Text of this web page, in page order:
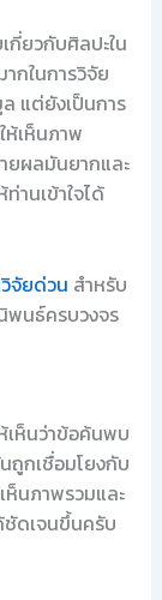
ยวกับศิลปะใน
กในการวิจัย
แต่ยังเป็นการ
ห้เห็นภาพ
ยผลมันยากและ
านเข้าใจได้
จัยด่วน สำหรับ
พนธ์ครบวงจร
เห็นว่าข้อค้นพบ
ถูกเชื่อมโยงกับ
นภาพรวมและ
ชัดเจนขึ้นครับ